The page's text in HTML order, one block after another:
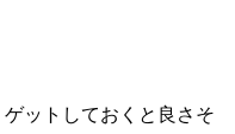
ットしておくと良さそ